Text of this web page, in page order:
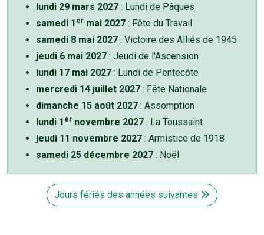
lundi 29 mars 2027 : Lundi de Pâques
samedi 1 er mai 2027 : Fête du Travail
samedi 8 mai 2027 : Victoire des Alliés de 1945
jeudi 6 mai 2027 : Jeudi de l'Ascension
lundi 17 mai 2027 : Lundi de Pentecôte
mercredi 14 juillet 2027 : Fête Nationale
dimanche 15 août 2027 : Assomption
lundi 1 er novembre 2027 : La Toussaint
jeudi 11 novembre 2027 : Armistice de 1918
samedi 25 décembre 2027 : Noël
Jours fériés des années suivantes